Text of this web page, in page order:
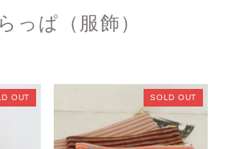
っぱ（服飾）
OUT SOLD OUT